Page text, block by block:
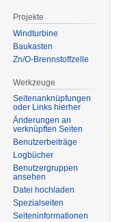
Projekte
Windturbine
Baukasten
Zn/O-Brennstoffzelle
Werkzeuge
Seitenanknüpfungen
oder Links hierher
Änderungen an
verknüpften Seiten
Benutzerbeiträge
Logbücher
Benutzergruppen
ansehen
Datei hochladen
Spezialseiten
Seiten­informationen